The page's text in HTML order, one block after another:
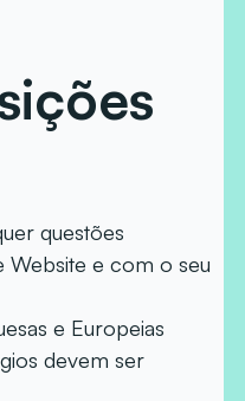
questões
Website e com o seu
e Europeias
devem ser